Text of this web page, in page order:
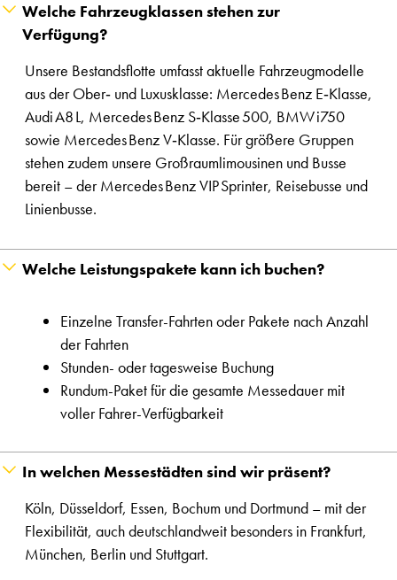
Welche Fahrzeugklassen stehen zur
Verfügung?
Unsere Bestandsflotte umfasst aktuelle Fahrzeugmodelle
aus der Ober‑ und Luxusklasse: Mercedes Benz E‑Klasse,
Audi A8 L, Mercedes Benz S‑Klasse 500, BMW i750
sowie Mercedes Benz V‑Klasse. Für größere Gruppen
stehen zudem unsere Großraumlimousinen und Busse
bereit – der Mercedes Benz VIP Sprinter, Reisebusse und
Linienbusse.
Welche Leistungspakete kann ich buchen?
Einzelne Transfer-Fahrten oder Pakete nach Anzahl
der Fahrten
Stunden- oder tagesweise Buchung
Rundum-Paket für die gesamte Messedauer mit
voller Fahrer-Verfügbarkeit
In welchen Messestädten sind wir präsent?
Köln, Düsseldorf, Essen, Bochum und Dortmund – mit der
Flexibilität, auch deutschlandweit besonders in Frankfurt,
München, Berlin und Stuttgart.